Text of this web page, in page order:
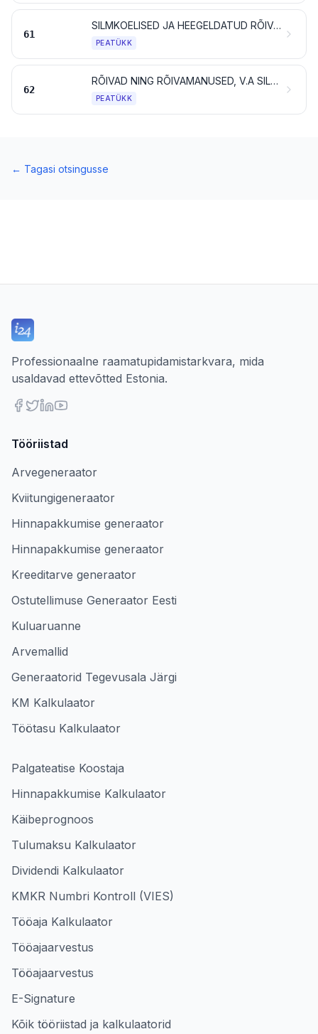
61
SILMKOELISED JA HEEGELDATUD RÕIVAD NING RÕIVAMANUSED (TRIKOOTOOTED)
PEATÜKK
62
RÕIVAD NING RÕIVAMANUSED, V.A SILMKOELISED VÕI HEEGELDATUD
PEATÜKK
← Tagasi otsingusse
Professionaalne raamatupidamistarkvara, mida
usaldavad ettevõtted Estonia.
Tööriistad
Arvegeneraator
Kviitungigeneraator
Hinnapakkumise generaator
Hinnapakkumise generaator
Kreeditarve generaator
Ostutellimuse Generaator Eesti
Kuluaruanne
Arvemallid
Generaatorid Tegevusala Järgi
KM Kalkulaator
Töötasu Kalkulaator
Palgateatise Koostaja
Hinnapakkumise Kalkulaator
Käibeprognoos
Tulumaksu Kalkulaator
Dividendi Kalkulaator
KMKR Numbri Kontroll (VIES)
Tööaja Kalkulaator
Tööajaarvestus
Tööajaarvestus
E-Signature
Kõik tööriistad ja kalkulaatorid